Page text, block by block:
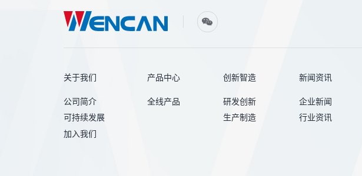
关于我们
公司简介
可持续发展
加入我们
产品中心
全线产品
创新智造
研发创新
生产制造
新闻资讯
企业新闻
行业资讯